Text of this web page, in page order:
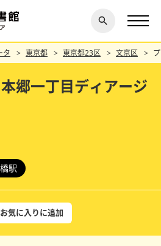
探す
閉じ
る
タ 東京都 東京都23区 文京区
郷一丁目ディアージ
駅
お気に入りに追加